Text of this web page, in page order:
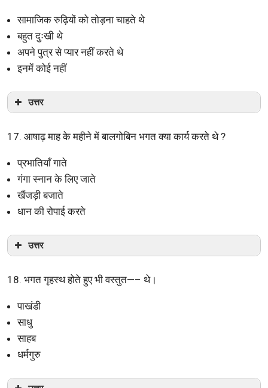
सामाजिक रुढ़ियों को तोड़ना चाहते थे
बहुत दुःखी थे
अपने पुत्र से प्यार नहीं करते थे
इनमें कोई नहीं
उत्तर
17. आषाढ़ माह के महीने में बालगोबिन भगत क्या कार्य करते थे ?
प्रभातियाँ गाते
गंगा स्नान के लिए जाते
खैंजड़ी बजाते
धान की रोपाई करते
उत्तर
18. भगत गृहस्थ होते हुए भी वस्तुत—– थे।
पाखंडी
साधु
साहब
धर्मगुरु